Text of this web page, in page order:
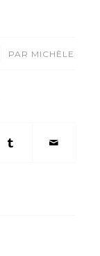
PAR MICHÈLE